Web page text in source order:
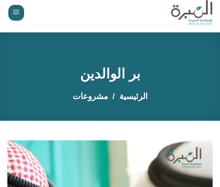
تخطي
للمحتوى
بر الوالدين
الرئيسية مشروعات